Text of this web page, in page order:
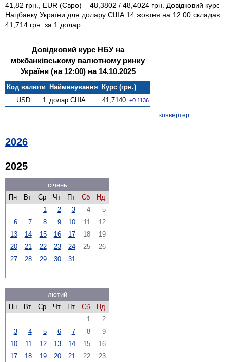
41,82 грн., EUR (Євро) – 48,3802 / 48,4024 грн. Довідковий курс
Нацбанку України для долару США 14 жовтня на 12:00 складав
41,714 грн. за 1 долар.
Довідковий курс НБУ на
міжбанківському валютному ринку
України (на 12:00) на 14.10.2025
Код валюти Найменування
Курс (грн.)
USD
1 долар США 41,7140 +0.1136
конвертер
2026
2025
січень
Пн
Вт Ср Чт Пт Сб
Нд
1
2 3 4
5
6
7 8 9 10 11
12
13
14 15 16 17 18
19
20
21 22 23 24 25
26
27
28 29 30 31
лютий
Пн
Вт Ср Чт Пт Сб
Нд
1
2
3
4 5 6 7 8
9
10
11 12 13 14 15
16
17
18 19 20 21 22
23